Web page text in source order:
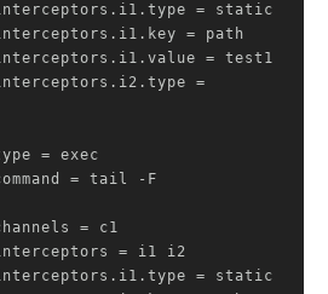
=
= tail -F